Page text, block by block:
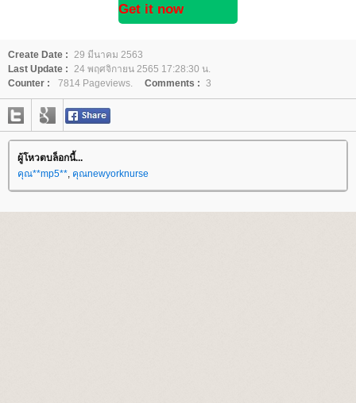
Get it now
Create Date :
29 มีนาคม 2563
Last Update :
24 พฤศจิกายน 2565 17:28:30 น.
Counter :
7814 Pageviews. Comments : 3
ผู้โหวตบล็อกนี้...
คุณ**mp5** คุณnewyorknurse